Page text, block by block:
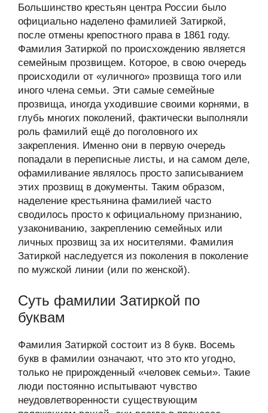
Большинство крестьян центра России было
официально наделено фамилией Затиркой,
после отмены крепостного права в 1861 году.
Фамилия Затиркой по происхождению является
семейным прозвищем. Которое, в свою очередь
происходили от «уличного» прозвища того или
иного члена семьи. Эти самые семейные
прозвища, иногда уходившие своими корнями, в
глубь многих поколений, фактически выполняли
роль фамилий ещё до поголовного их
закрепления. Именно они в первую очередь
попадали в переписные листы, и на самом деле,
офамиливание являлось просто записыванием
этих прозвищ в документы. Таким образом,
наделение крестьянина фамилией часто
сводилось просто к официальному признанию,
узакониванию, закреплению семейных или
личных прозвищ за их носителями. Фамилия
Затиркой наследуется из поколения в поколение
по мужской линии (или по женской).
Суть фамилии Затиркой по
буквам
Фамилия Затиркой состоит из 8 букв. Восемь
букв в фамилии означают, что это кто угодно,
только не прирожденный «человек семьи». Такие
люди постоянно испытывают чувство
неудовлетворенности существующим